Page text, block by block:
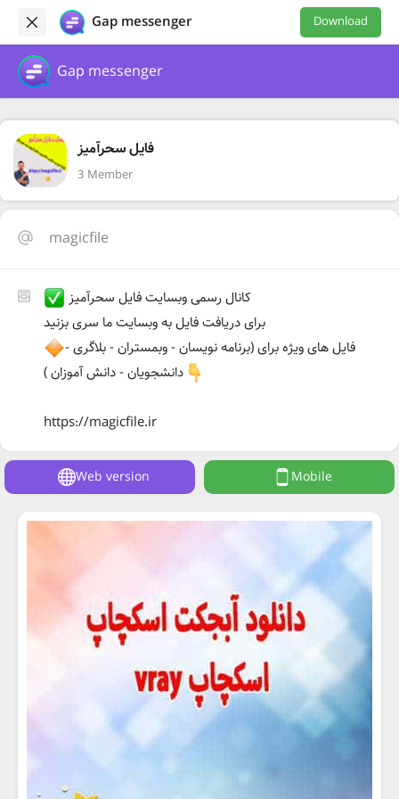
Gap messenger Download
Gap messenger
فایل سحرآمیز
3 Member
magicfile
کانال رسمی وبسایت فایل سحرآمیز
برای دریافت فایل به وبسایت ما سری بزنید
فایل های ویژه برای (برنامه نویسان - وبمستران - بلاگری -
دانشجویان - دانش آموزان )
https://magicfile.ir
Web version Mobile